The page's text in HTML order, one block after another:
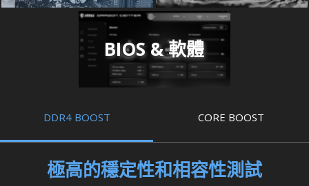
BIOS & 軟體
DDR4 BOOST CORE BOOST
極高的穩定性和相容性測試